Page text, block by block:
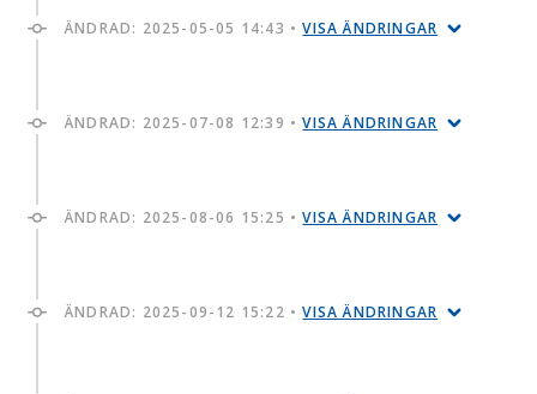
ÄNDRAD: 2025-05-05 14:43 •VISA ÄNDRINGAR
ÄNDRAD: 2025-07-08 12:39 •VISA ÄNDRINGAR
ÄNDRAD: 2025-08-06 15:25 •VISA ÄNDRINGAR
ÄNDRAD: 2025-09-12 15:22 •VISA ÄNDRINGAR